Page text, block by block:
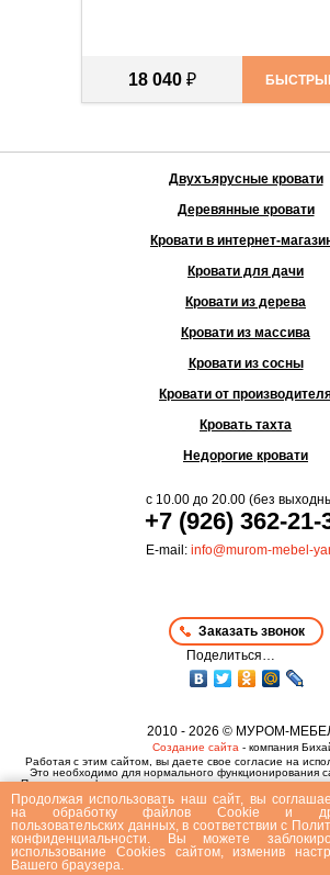
18 040 ₽
Двухъярусные кровати
Деревянные кровати
Кровати в интернет-
Кровати для дачи
Кровати из дерева
Кровати из массива
Кровати из сосны
Кровати от
Кровать тахта
Недорогие кровати
с 10.00 до 20.00 (без
+7 (926) 362-21-
E-mail: info@murom-mebel-
Заказать звонок
Поделиться…
2010 - 2026 © МУРОМ-
Создание сайта- компания
Работая с этим сайтом, вы даете свое согласие на
Это необходимо для нормального функционирования
Политика конфиденциальности,пользовательское
Продолжая использовать наш сайт, вы
на обработку файлов Сookie и
пользовательских данных, в соответствии с
конфиденциальности . Вы можете
использование Cookies сайтом, изменив
Вашего браузера.